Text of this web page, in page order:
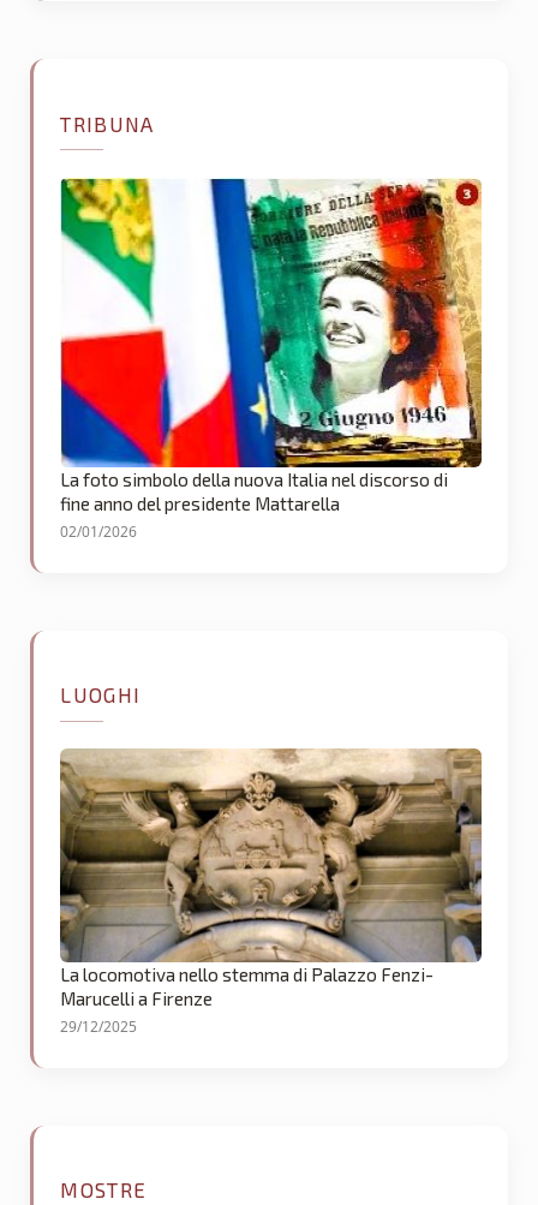
TRIBUNA
La foto simbolo della nuova Italia nel discorso di
fine anno del presidente Mattarella
02/01/2026
LUOGHI
La locomotiva nello stemma di Palazzo Fenzi-
Marucelli a Firenze
29/12/2025
MOSTRE